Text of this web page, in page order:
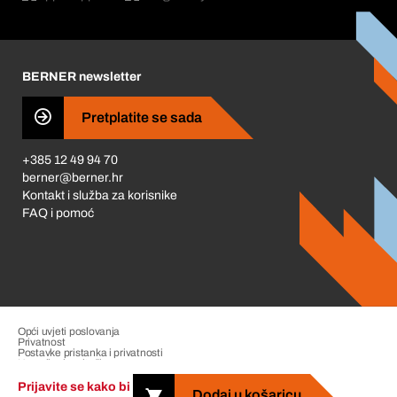
Prijavite se kako bi
Business Conduct
BERNER newsletter
Pretplatite se sada
+385 12 49 94 70
berner@berner.hr
Kontakt i služba za korisnike
FAQ i pomoć
Opći uvjeti poslovanja
Privatnost
Postavke pristanka i privatnosti
Upravljanje pritužbama